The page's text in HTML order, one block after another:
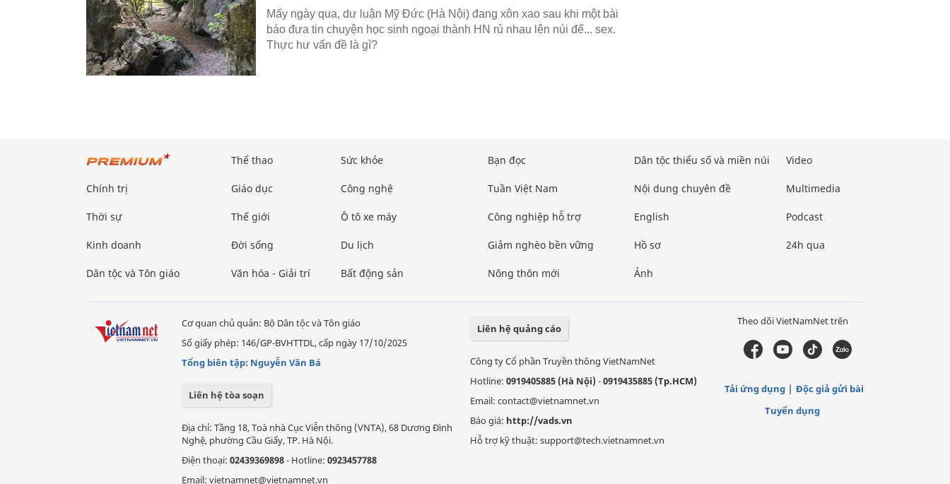
Mấy ngày qua, dư luận Mỹ Đức (Hà Nội) đang xôn xao sau khi một bài
báo đưa tin chuyện học sinh ngoại thành HN rủ nhau lên núi để... sex.
Thực hư vấn đề là gì?
Chính trị
Thời sự
Kinh doanh
Dân tộc và Tôn giáo
Thể thao
Giáo dục
Thế giới
Đời sống
Văn hóa - Giải trí
Sức khỏe
Công nghệ
Ô tô xe máy
Du lịch
Bất động sản
Bạn đọc
Tuần Việt Nam
Công nghiệp hỗ trợ
Giảm nghèo bền vững
Nông thôn mới
Dân tộc thiểu số và miền núi
Nội dung chuyên đề
English
Hồ sơ
Ảnh
Video
Multimedia
Podcast
24h qua
Cơ quan chủ quản: Bộ Dân tộc và Tôn giáo
Số giấy phép: 146/GP-BVHTTDL, cấp ngày 17/10/2025
Tổng biên tập: Nguyễn Văn Bá
Liên hệ tòa soạn
Địa chỉ: Tầng 18, Toà nhà Cục Viễn thông (VNTA), 68 Dương Đình
Nghệ, phường Cầu Giấy, TP. Hà Nội.
Điện thoại: 02439369898- Hotline: 0923457788
Email: vietnamnet@vietnamnet.vn
Liên hệ quảng cáo
Công ty Cổ phần Truyền thông VietNamNet
Hotline: 0919405885 (Hà Nội)-0919435885 (Tp.HCM)
Email: contact@vietnamnet.vn
Báo giá: http://vads.vn
Hỗ trợ kỹ thuật: support@tech.vietnamnet.vn
Theo dõi VietNamNet trên
Tải ứng dụng
Độc giả gửi bài
Tuyển dụng